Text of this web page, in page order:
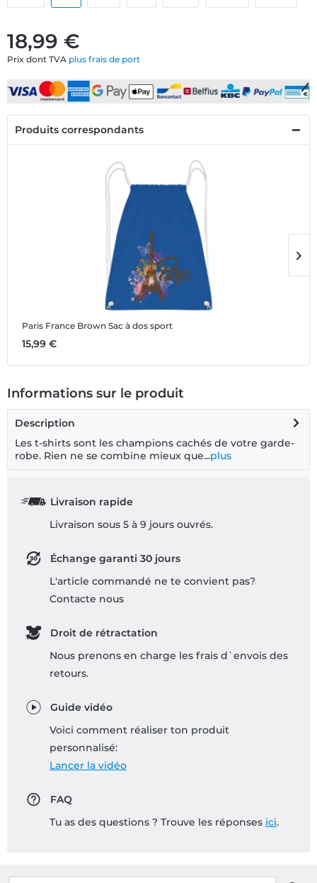
18,99 €
Prix dont TVA plus frais de port
Produits correspondants
Paris France Brown Sac à dos sport
15,99 €
Informations sur le produit
Description
Les t-shirts sont les champions cachés de votre garde-
robe. Rien ne se combine mieux que...plus
Livraison rapide
Livraison sous 5 à 9 jours ouvrés.
Échange garanti 30 jours
L'article commandé ne te convient pas?
Contacte nous
Droit de rétractation
Nous prenons en charge les frais d`envois des
retours.
Guide vidéo
Voici comment réaliser ton produit
personnalisé:
Lancer la vidéo
FAQ
Tu as des questions ? Trouve les réponses ici.